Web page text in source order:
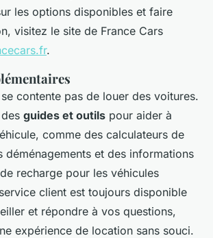
les options disponibles et faire
visitez le site de France Cars
.
contente pas de louer des voitures.
guides et outils pour aider à
comme des calculateurs de
déménagements et des informations
recharge pour les véhicules
client est toujours disponible
et répondre à vos questions,
expérience de location sans souci.